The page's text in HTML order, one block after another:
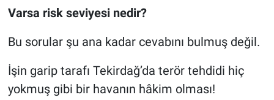
Varsa risk seviyesi nedir?
Bu sorular şu ana kadar cevabını bulmuş değil.
İşin garip tarafı Tekirdağ’da terör tehdidi hiç
yokmuş gibi bir havanın hâkim olması!